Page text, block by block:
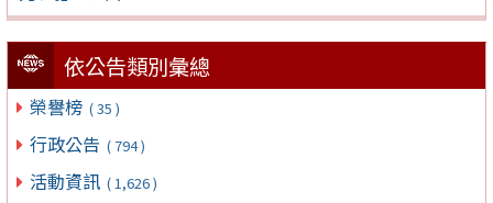
依公告類別彙總
榮譽榜 ( 35 )
行政公告 ( 794 )
活動資訊 ( 1,626 )